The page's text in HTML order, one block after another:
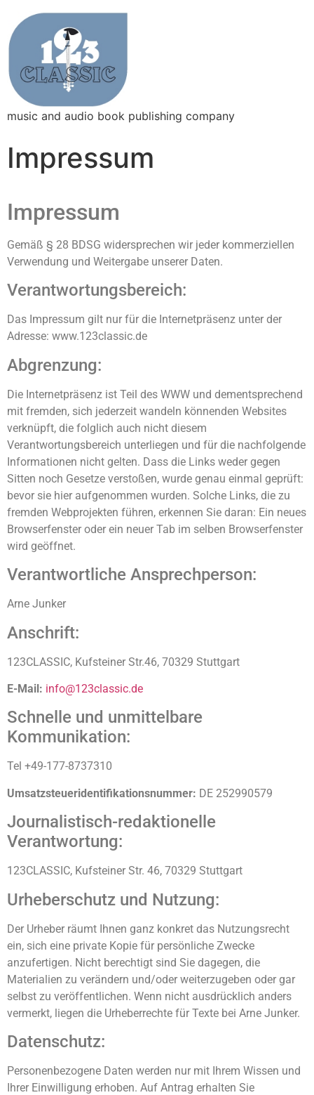
music and audio book publishing company
Impressum
Impressum
Gemäß § 28 BDSG widersprechen wir jeder kommerziellen
Verwendung und Weitergabe unserer Daten.
Verantwortungsbereich:
Das Impressum gilt nur für die Internetpräsenz unter der
Adresse: www.123classic.de
Abgrenzung:
Die Internetpräsenz ist Teil des WWW und dementsprechend
mit fremden, sich jederzeit wandeln könnenden Websites
verknüpft, die folglich auch nicht diesem
Verantwortungsbereich unterliegen und für die nachfolgende
Informationen nicht gelten. Dass die Links weder gegen
Sitten noch Gesetze verstoßen, wurde genau einmal geprüft:
bevor sie hier aufgenommen wurden. Solche Links, die zu
fremden Webprojekten führen, erkennen Sie daran: Ein neues
Browserfenster oder ein neuer Tab im selben Browserfenster
wird geöffnet.
Verantwortliche Ansprechperson:
Arne Junker
Anschrift:
123CLASSIC, Kufsteiner Str.46, 70329 Stuttgart
E-Mail: info@123classic.de
Schnelle und unmittelbare
Kommunikation:
Tel +49-177-8737310
Umsatzsteueridentifikationsnummer: DE 252990579
Journalistisch-redaktionelle
Verantwortung:
123CLASSIC, Kufsteiner Str. 46, 70329 Stuttgart
Urheberschutz und Nutzung:
Der Urheber räumt Ihnen ganz konkret das Nutzungsrecht
ein, sich eine private Kopie für persönliche Zwecke
anzufertigen. Nicht berechtigt sind Sie dagegen, die
Materialien zu verändern und/oder weiterzugeben oder gar
selbst zu veröffentlichen. Wenn nicht ausdrücklich anders
vermerkt, liegen die Urheberrechte für Texte bei Arne Junker.
Datenschutz:
Personenbezogene Daten werden nur mit Ihrem Wissen und
Ihrer Einwilligung erhoben. Auf Antrag erhalten Sie